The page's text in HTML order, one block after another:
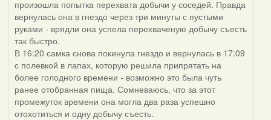
произошла попытка перехвата добычи у соседей. Правда
вернулась она в гнездо через три минуты с пустыми
руками - врядли она успела перехваченую добычу съесть
так быстро.
В 16:20 самка снова покинула гнездо и вернулась в 17:09
с полевкой в лапах, которую решила припрятать на
более голодного времени - возможно это была чуть
ранее отобранная пища. Сомневаюсь, что за этот
промежуток времени она могла два раза успешно
отохотиться и одну добычу съесть.